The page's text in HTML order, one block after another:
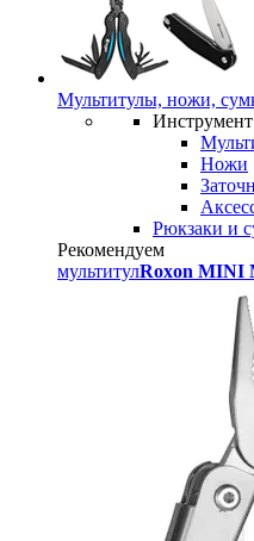
Мультитулы, ножи,
Инструмент
Ножи
Рюкзаки и
Рекомендуем
мультитулRoxon MINI